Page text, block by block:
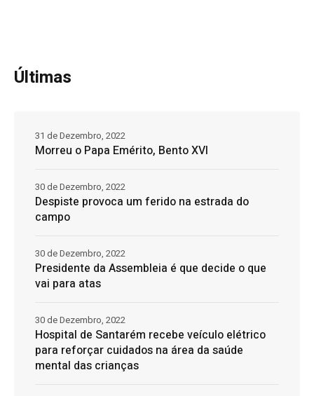
Últimas
Morreu o Papa Emérito, Bento XVI
31 de Dezembro, 2022
Despiste provoca um ferido na estrada do
campo
30 de Dezembro, 2022
Presidente da Assembleia é que decide o que
vai para atas
30 de Dezembro, 2022
Hospital de Santarém recebe veículo elétrico
para reforçar cuidados na área da saúde
mental das crianças
30 de Dezembro, 2022